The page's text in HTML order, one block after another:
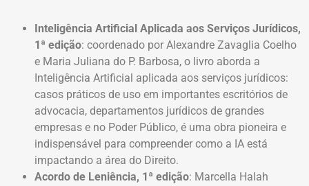
Inteligência Artificial Aplicada aos Serviços Jurídicos,
1ª edição: coordenado por Alexandre Zavaglia Coelho
e Maria Juliana do P. Barbosa, o livro aborda a
Inteligência Artificial aplicada aos serviços jurídicos:
casos práticos de uso em importantes escritórios de
advocacia, departamentos jurídicos de grandes
empresas e no Poder Público, é uma obra pioneira e
indispensável para compreender como a IA está
impactando a área do Direito.
Acordo de Leniência, 1ª edição: Marcella Halah